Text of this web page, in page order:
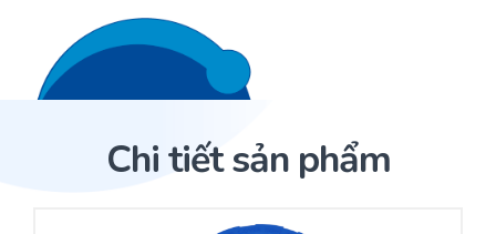
Trang ChủChi tiết sản phẩm
Sản phẩm